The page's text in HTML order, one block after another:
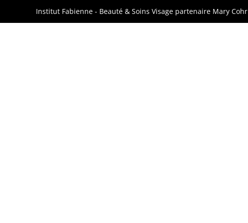
Institut Fabienne - Beauté & Soins Visage partenaire Mary Cohr